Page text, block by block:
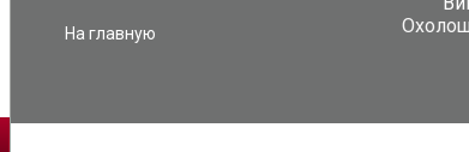
На главную